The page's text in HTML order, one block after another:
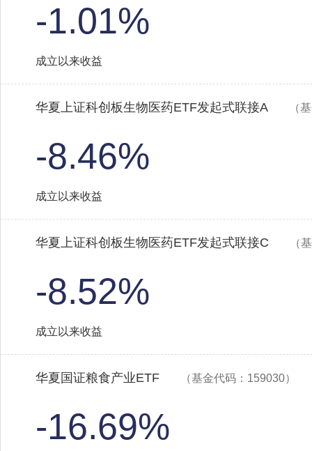
-1.01%
成立以来收益
华夏上证科创板生物医药ETF发起式联接A （
-8.46%
成立以来收益
华夏上证科创板生物医药ETF发起式联接C （
-8.52%
成立以来收益
华夏国证粮食产业ETF （基金代码：159030）
-16.69%